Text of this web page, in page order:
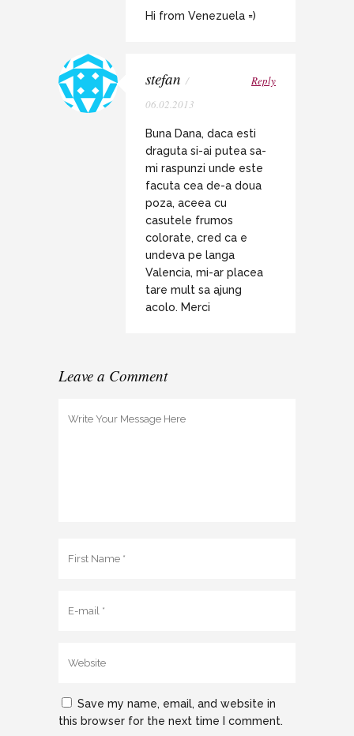
Hi from Venezuela =)
stefan /
06.02.2013
Reply
Buna Dana, daca esti
draguta si-ai putea sa-
mi raspunzi unde este
facuta cea de-a doua
poza, aceea cu
casutele frumos
colorate, cred ca e
undeva pe langa
Valencia, mi-ar placea
tare mult sa ajung
acolo. Merci
Leave a Comment
Save my name, email, and website in
this browser for the next time I comment.